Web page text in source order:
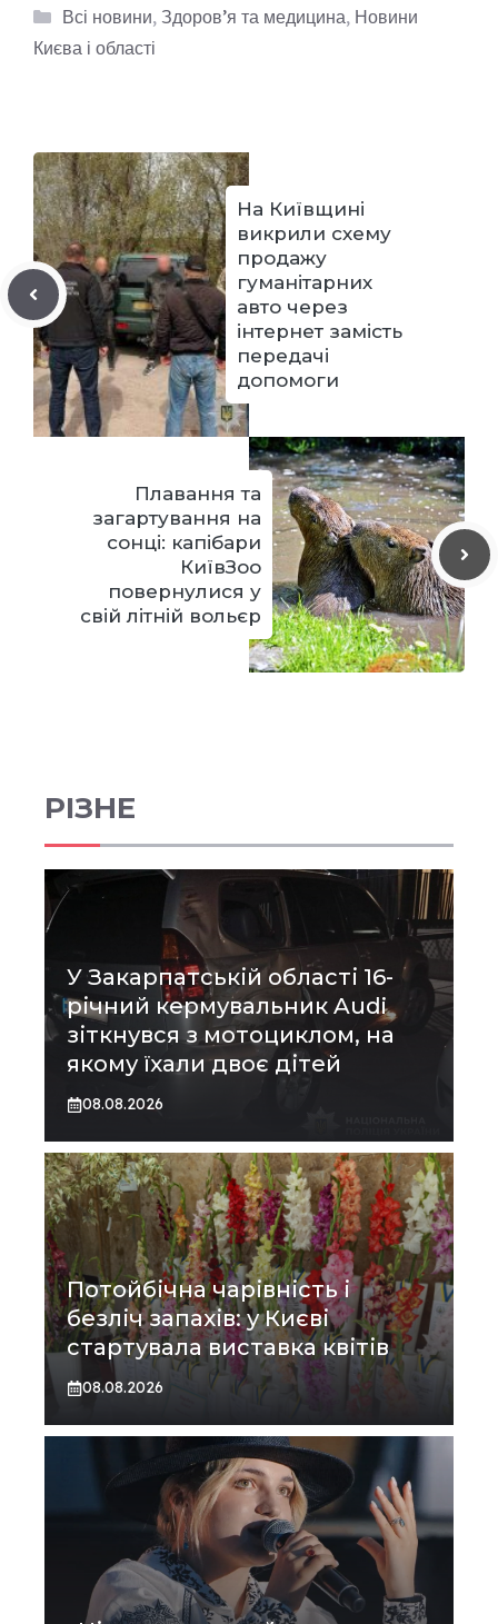
Категорії
Всі новини, Здоров’я та медицина, Новини
Києва і області
На Київщині
викрили схему
продажу
гуманітарних
авто через
інтернет замість
передачі
допомоги
Плавання та
загартування на
сонці: капібари
КиївЗоо
повернулися у
свій літній вольєр
РІЗНЕ
У Закарпатській області 16-
річний кермувальник Audi
зіткнувся з мотоциклом, на
якому їхали двоє дітей
08.08.2026
Потойбічна чарівність і
безліч запахів: у Києві
стартувала виставка квітів
08.08.2026